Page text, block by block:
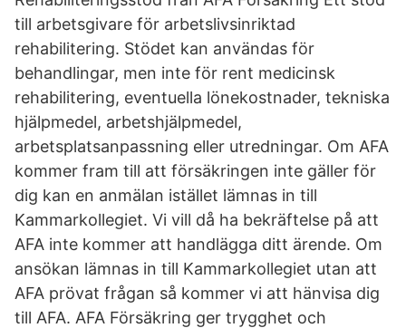
till arbetsgivare för arbetslivsinriktad
rehabilitering. Stödet kan användas för
behandlingar, men inte för rent medicinsk
rehabilitering, eventuella lönekostnader, tekniska
hjälpmedel, arbetshjälpmedel,
arbetsplatsanpassning eller utredningar. Om AFA
kommer fram till att försäkringen inte gäller för
dig kan en anmälan istället lämnas in till
Kammarkollegiet. Vi vill då ha bekräftelse på att
AFA inte kommer att handlägga ditt ärende. Om
ansökan lämnas in till Kammarkollegiet utan att
AFA prövat frågan så kommer vi att hänvisa dig
till AFA. AFA Försäkring ger trygghet och